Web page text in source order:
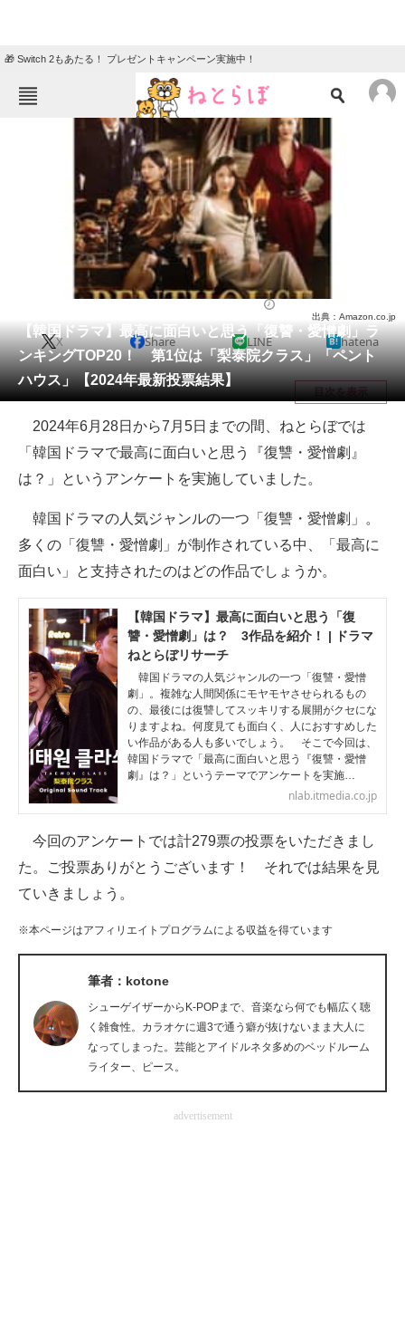
🎁 Switch 2もあたる！ プレゼントキャンペーン実施中！
ねとらぼメニュー
ニュース
クイズ
地域
教育・育児
リサーチ
会員記事
メディア
注目記事を集めた総合ページ
ITの今と未来を見通す
スマホと通信の最新トレンド
進化するPCとデバイスの未来
好きが集まる 比べて選べる
ビジネスと働き方のヒント
AI活用のいまが分かる
企業ITのトレンドを詳説
経営リーダーのコミュニティ
マーケ×ITの今がよく分かる
ITエンジニア向け専門サイト
企業向けIT製品の総合サイト
IT製品の技術・比較・事例
エレクトロニクス専門サイト
電子設計の基本と応用
エネルギーの専門メディア
【韓国ドラマ】最高に面白いと思う「復讐・愛憎劇」ラ
ンキングTOP20！ 第1位は「梨泰院クラス」「ペント
ハウス」【2024年最新投票結果】
出典：Amazon.co.jp
X Share LINE hatena
目次を表示
2024年6月28日から7月5日までの間、ねとらぼでは
「韓国ドラマで最高に面白いと思う『復讐・愛憎劇』
は？」というアンケートを実施していました。
韓国ドラマの人気ジャンルの一つ「復讐・愛憎劇」。
多くの「復讐・愛憎劇」が制作されている中、「最高に
面白い」と支持されたのはどの作品でしょうか。
【韓国ドラマ】最高に面白いと思う「復
讐・愛憎劇」は？ 3作品を紹介！ | ドラマ
ねとらぼリサーチ
韓国ドラマの人気ジャンルの一つ「復讐・愛憎
劇」。複雑な人間関係にモヤモヤさせられるもの
の、最後には復讐してスッキリする展開がクセにな
りますよね。何度見ても面白く、人におすすめした
い作品がある人も多いでしょう。 そこで今回は、
韓国ドラマで「最高に面白いと思う『復讐・愛憎
劇』は？」というテーマでアンケートを実施…
nlab.itmedia.co.jp
今回のアンケートでは計279票の投票をいただきまし
た。ご投票ありがとうございます！ それでは結果を見
ていきましょう。
※本ページはアフィリエイトプログラムによる収益を得ています
筆者：kotone
シューゲイザーからK-POPまで、音楽なら何でも幅広く聴
く雑食性。カラオケに週3で通う癖が抜けないまま大人に
なってしまった。芸能とアイドルネタ多めのベッドルーム
ライター、ピース。
advertisement